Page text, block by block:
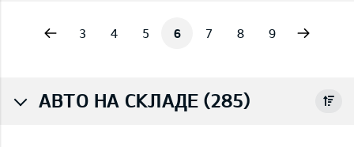
3 4 5 6 7 8 9
АВТО НА СКЛАДЕ (285)